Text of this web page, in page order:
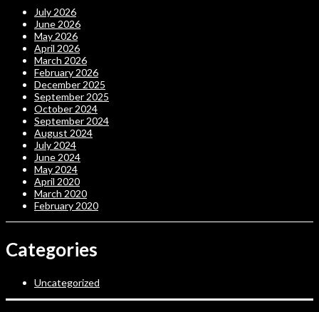
July 2026
June 2026
May 2026
April 2026
March 2026
February 2026
December 2025
September 2025
October 2024
September 2024
August 2024
July 2024
June 2024
May 2024
April 2020
March 2020
February 2020
Categories
Uncategorized